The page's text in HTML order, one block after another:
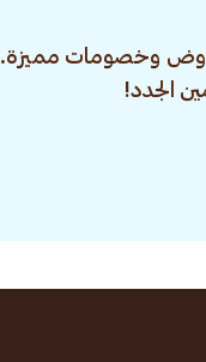
وخصومات مميزة.
الجدد!